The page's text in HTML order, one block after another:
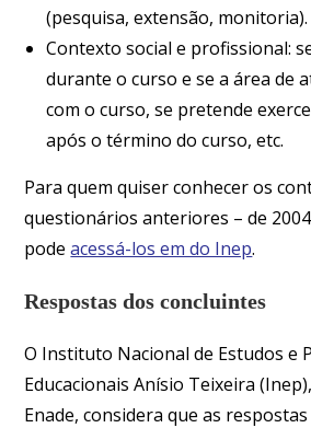
(pesquisa, extensão, monitoria).
Contexto social e profissional:
durante o curso e se a área de
com o curso, se pretende
após o término do curso, etc.
Para quem quiser conhecer os
questionários anteriores – de
podeacessá-los em do Inep.
Respostas dos concluintes
O Instituto Nacional de Estudos e
Educacionais Anísio Teixeira
Enade, considera que as